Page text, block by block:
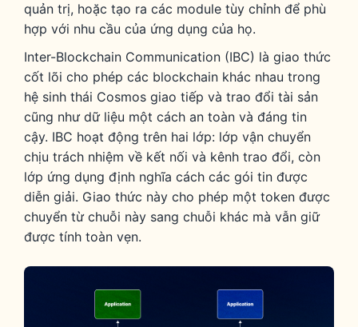
quản trị, hoặc tạo ra các module tùy chỉnh để phù
hợp với nhu cầu của ứng dụng của họ.
Inter-Blockchain Communication (IBC) là giao thức
cốt lõi cho phép các blockchain khác nhau trong
hệ sinh thái Cosmos giao tiếp và trao đổi tài sản
cũng như dữ liệu một cách an toàn và đáng tin
cậy. IBC hoạt động trên hai lớp: lớp vận chuyển
chịu trách nhiệm về kết nối và kênh trao đổi, còn
lớp ứng dụng định nghĩa cách các gói tin được
diễn giải. Giao thức này cho phép một token được
chuyển từ chuỗi này sang chuỗi khác mà vẫn giữ
được tính toàn vẹn.